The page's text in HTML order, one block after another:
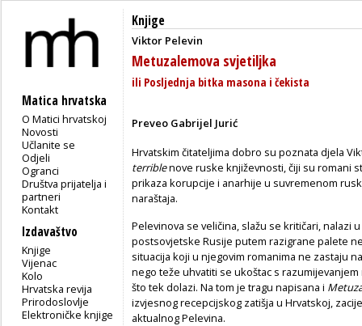
Matica hrvatska
O Matici hrvatskoj
Novosti
Učlanite se
Odjeli
Ogranci
Društva prijatelja i
partneri
Kontakt
Izdavaštvo
Knjige
Vijenac
Kolo
Hrvatska revija
Prirodoslovlje
Elektroničke knjige
Knjige
Viktor Pelevin
Metuzalemova svjetiljka
ili Posljednja bitka masona i čekista
Preveo Gabrijel Jurić
Hrvatskim čitateljima dobro su poznata djela
terriblenove ruske književnosti, čiji su romani
prikaza korupcije i anarhije u suvremenom
naraštaja.
Pelevinova se veličina, slažu se kritičari, nalazi
postsovjetske Rusije putem razigrane palete
situacija koji u njegovim romanima ne zastaju
nego teže uhvatiti se ukoštac s
što tek dolazi. Na tom je tragu napisana i
izvjesnog recepcijskog zatišja u Hrvatskoj,
aktualnog Pelevina.